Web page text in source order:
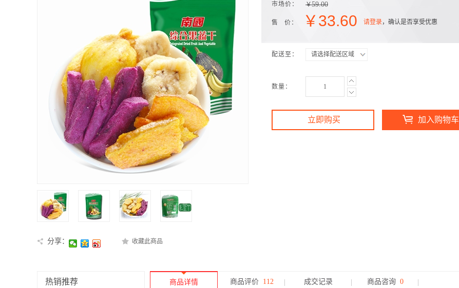
分享： 收藏此商品
市场价： ￥59.00
售 价： ￥33.60 请登录，确认是否享受优惠
配送至： 请选择配送区域
数量：
立即购买 加入购物车
热销推荐 商品详情 商品评价 112 成交记录 商品咨询 0